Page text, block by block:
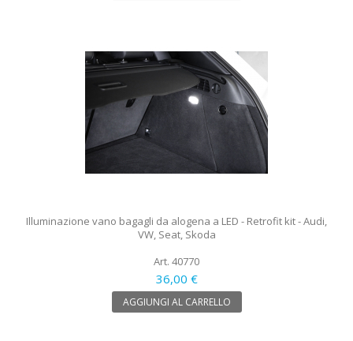
Illuminazione vano bagagli da alogena a LED - Retrofit kit - Audi,
VW, Seat, Skoda
Art. 40770
36,00 €
AGGIUNGI AL CARRELLO